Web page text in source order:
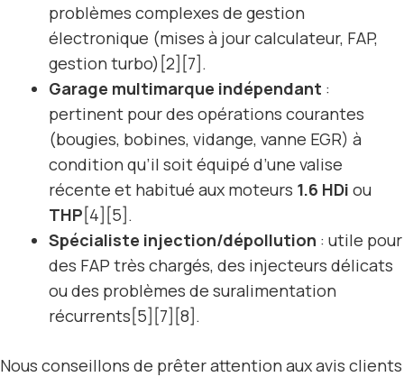
problèmes complexes de gestion
électronique (mises à jour calculateur, FAP,
gestion turbo)[2][7].
Garage multimarque indépendant :
pertinent pour des opérations courantes
(bougies, bobines, vidange, vanne EGR) à
condition qu’il soit équipé d’une valise
récente et habitué aux moteurs 1.6 HDi ou
THP[4][5].
Spécialiste injection/dépollution : utile pour
des FAP très chargés, des injecteurs délicats
ou des problèmes de suralimentation
récurrents[5][7][8].
Nous conseillons de prêter attention aux avis clients